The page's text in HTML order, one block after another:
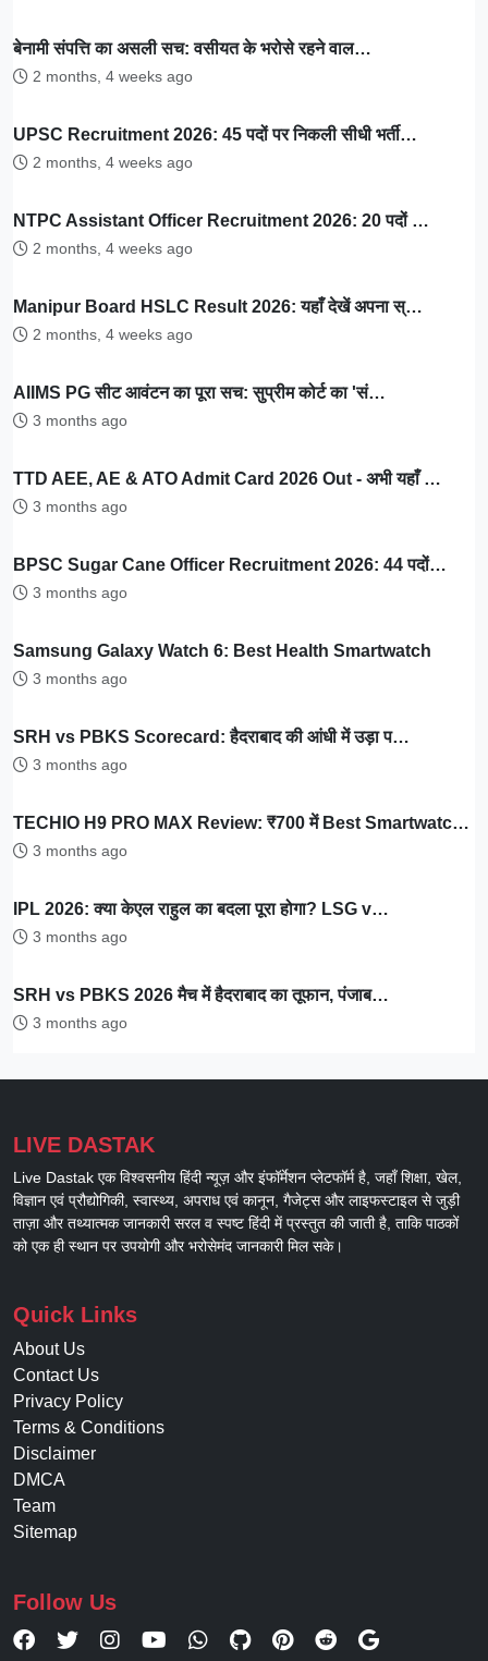
बेनामी संपत्ति का असली सच: वसीयत के भरोसे रहने वाल…
2 months, 4 weeks ago
UPSC Recruitment 2026: 45 पदों पर निकली सीधी भर्ती…
2 months, 4 weeks ago
NTPC Assistant Officer Recruitment 2026: 20 पदों …
2 months, 4 weeks ago
Manipur Board HSLC Result 2026: यहाँ देखें अपना स्…
2 months, 4 weeks ago
AIIMS PG सीट आवंटन का पूरा सच: सुप्रीम कोर्ट का 'सं…
3 months ago
TTD AEE, AE & ATO Admit Card 2026 Out - अभी यहाँ …
3 months ago
BPSC Sugar Cane Officer Recruitment 2026: 44 पदों…
3 months ago
Samsung Galaxy Watch 6: Best Health Smartwatch
3 months ago
SRH vs PBKS Scorecard: हैदराबाद की आंधी में उड़ा प…
3 months ago
TECHIO H9 PRO MAX Review: ₹700 में Best Smartwatc…
3 months ago
IPL 2026: क्या केएल राहुल का बदला पूरा होगा? LSG v…
3 months ago
SRH vs PBKS 2026 मैच में हैदराबाद का तूफान, पंजाब…
3 months ago
LIVE DASTAK
Live Dastak एक विश्वसनीय हिंदी न्यूज़ और इंफॉर्मेशन प्लेटफॉर्म है, जहाँ शिक्षा, खेल,
विज्ञान एवं प्रौद्योगिकी, स्वास्थ्य, अपराध एवं कानून, गैजेट्स और लाइफस्टाइल से जुड़ी
ताज़ा और तथ्यात्मक जानकारी सरल व स्पष्ट हिंदी में प्रस्तुत की जाती है, ताकि पाठकों
को एक ही स्थान पर उपयोगी और भरोसेमंद जानकारी मिल सके।
Quick Links
About Us
Contact Us
Privacy Policy
Terms & Conditions
Disclaimer
DMCA
Team
Sitemap
Follow Us